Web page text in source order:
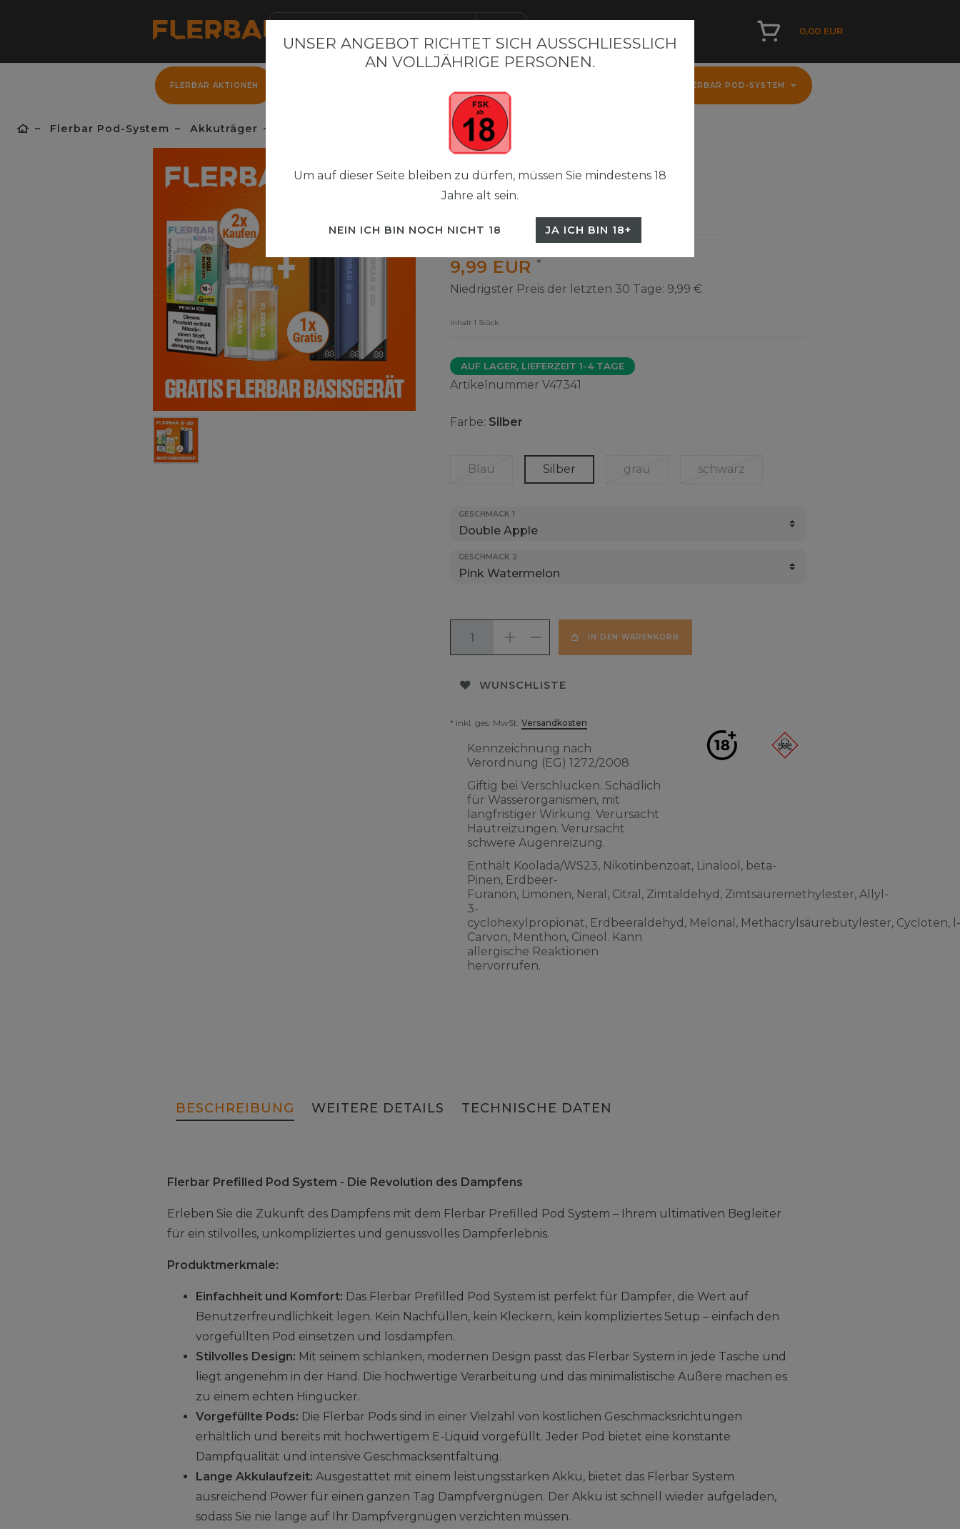
0,00 EUR
FLERBAR AKTIONEN FLERBAR POD-SYSTEM
Flerbar Pod-System Akkuträger
Flerbar Pods Paket
9,99 EUR *
Niedrigster Preis der letzten 30 Tage: 9,99 €
Inhalt 1 Stück
AUF LAGER, LIEFERZEIT 1-4 TAGE
Artikelnummer V47341
Farbe: Silber
Blau Silber grau schwarz
GESCHMACK 1
GESCHMACK 2
IN DEN WARENKORB
WUNSCHLISTE
* inkl. ges. MwSt. Versandkosten
Kennzeichnung nach
Verordnung (EG) 1272/2008
Giftig bei Verschlucken. Schädlich
für Wasserorganismen, mit
langfristiger Wirkung. Verursacht
Hautreizungen. Verursacht
schwere Augenreizung.
Enthält Koolada/WS23, Nikotinbenzoat, Linalool, beta-
Pinen, Erdbeer-
Furanon, Limonen, Neral, Citral, Zimtaldehyd, Zimtsäuremethylester, Allyl-
3-
cyclohexylpropionat, Erdbeeraldehyd, Melonal, Methacrylsäurebutylester, Cycloten, l-
Carvon, Menthon, Cineol. Kann
allergische Reaktionen
hervorrufen.
BESCHREIBUNG WEITERE DETAILS TECHNISCHE DATEN
Flerbar Prefilled Pod System - Die Revolution des Dampfens
Erleben Sie die Zukunft des Dampfens mit dem Flerbar Prefilled Pod System – Ihrem ultimativen Begleiter
für ein stilvolles, unkompliziertes und genussvolles Dampferlebnis.
Produktmerkmale:
Einfachheit und Komfort: Das Flerbar Prefilled Pod System ist perfekt für Dampfer, die Wert auf
Benutzerfreundlichkeit legen. Kein Nachfüllen, kein Kleckern, kein kompliziertes Setup – einfach den
vorgefüllten Pod einsetzen und losdampfen.
Stilvolles Design: Mit seinem schlanken, modernen Design passt das Flerbar System in jede Tasche und
liegt angenehm in der Hand. Die hochwertige Verarbeitung und das minimalistische Äußere machen es
zu einem echten Hingucker.
Vorgefüllte Pods: Die Flerbar Pods sind in einer Vielzahl von köstlichen Geschmacksrichtungen
erhältlich und bereits mit hochwertigem E-Liquid vorgefüllt. Jeder Pod bietet eine konstante
Dampfqualität und intensive Geschmacksentfaltung.
Lange Akkulaufzeit: Ausgestattet mit einem leistungsstarken Akku, bietet das Flerbar System
ausreichend Power für einen ganzen Tag Dampfvergnügen. Der Akku ist schnell wieder aufgeladen,
sodass Sie nie lange auf Ihr Dampfvergnügen verzichten müssen.
UNSER ANGEBOT RICHTET SICH AUSSCHLIESSLICH A
N VOLLJÄHRIGE PERSONEN.
Um auf dieser Seite bleiben zu dürfen, müssen Sie mindestens 18
Jahre alt sein.
NEIN ICH BIN NOCH NICHT 18 JA ICH BIN 18+